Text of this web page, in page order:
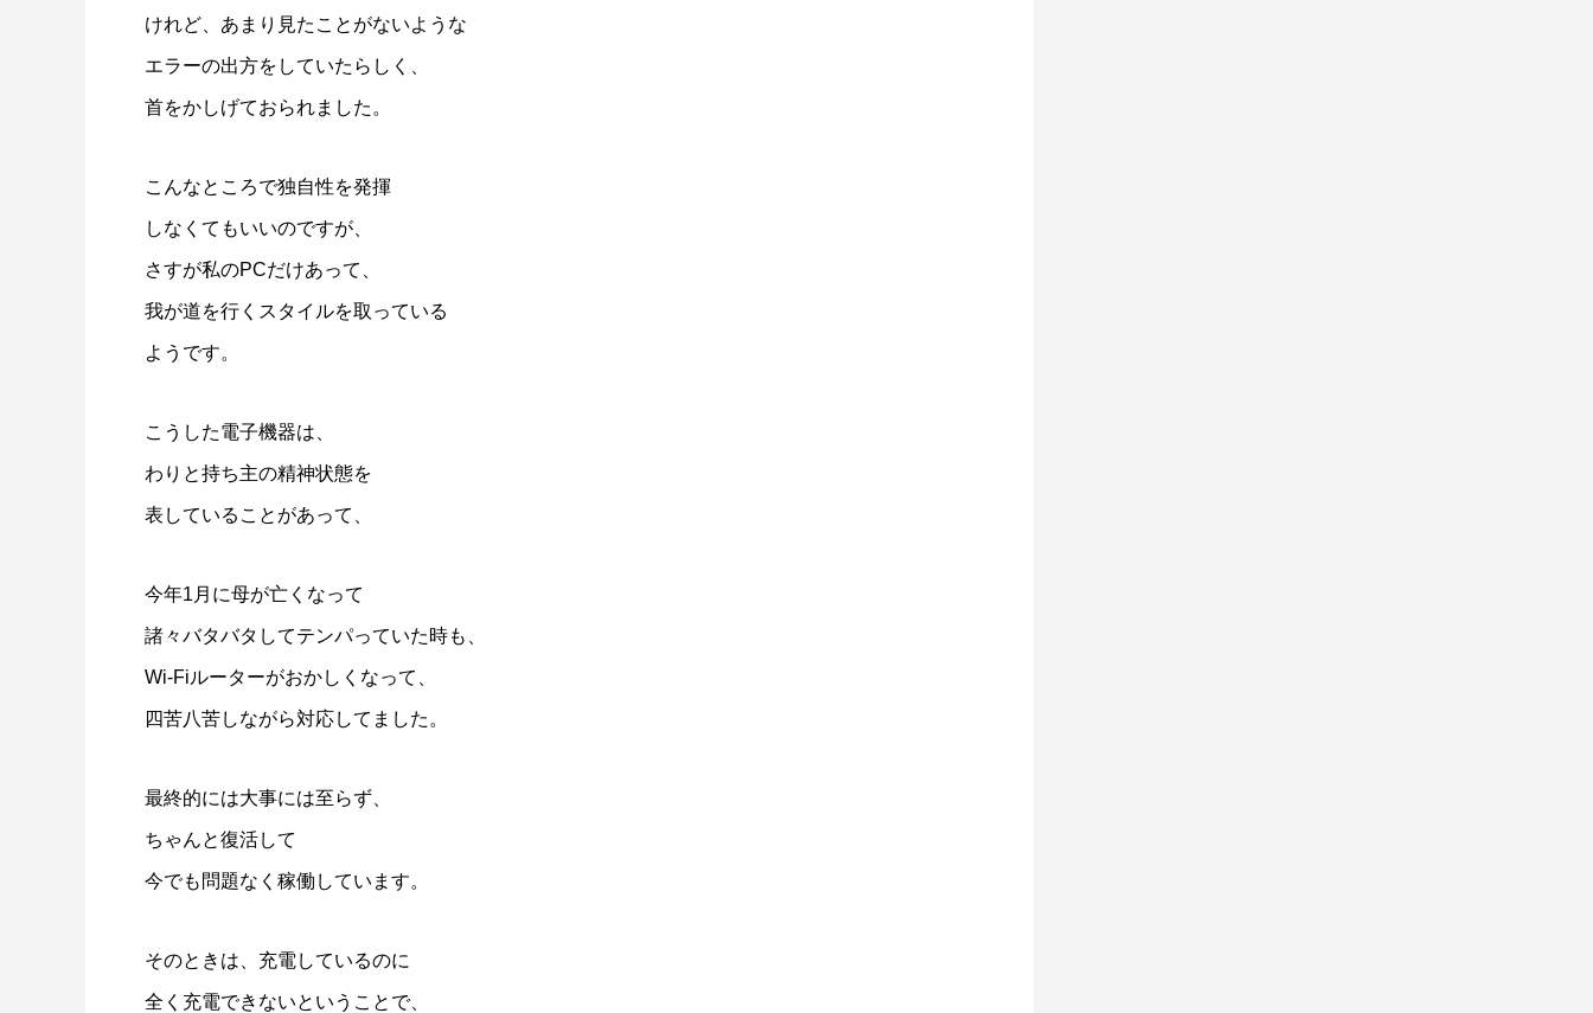
けれど、あまり見たことがないような
エラーの出方をしていたらしく、
首をかしげておられました。
こんなところで独自性を発揮
しなくてもいいのですが、
さすが私のPCだけあって、
我が道を行くスタイルを取っている
ようです。
こうした電子機器は、
わりと持ち主の精神状態を
表していることがあって、
今年1月に母が亡くなって
諸々バタバタしてテンパっていた時も、
Wi-Fiルーターがおかしくなって、
四苦八苦しながら対応してました。
最終的には大事には至らず、
ちゃんと復活して
今でも問題なく稼働しています。
そのときは、充電しているのに
全く充電できないということで、